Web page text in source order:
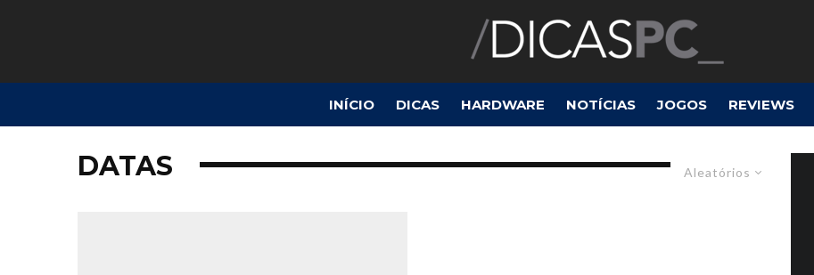
INÍCIO DICAS HARDWARE NOTÍCIAS JOGOS REVIEWS
Aleatórios
DATAS